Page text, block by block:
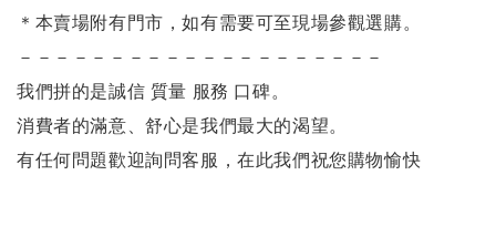
＊本賣場附有門市，如有需要可至現場參觀選購。
－－－－－－－－－－－－－－－－－－－－
我們拼的是誠信 質量 服務 口碑。
消費者的滿意、舒心是我們最大的渴望。
有任何問題歡迎詢問客服，在此我們祝您購物愉快